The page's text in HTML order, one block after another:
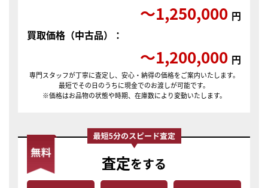
〜1,250,000 円
買取価格（中古品）：
〜1,200,000 円
専門スタッフが丁寧に査定し、安心・納得の価格をご案内いたします。
最短でその日のうちに現金でのお渡しが可能です。
※価格はお品物の状態や時期、在庫数により変動いたします。
査定をする